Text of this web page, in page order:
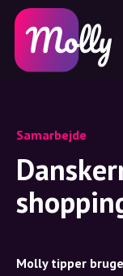
Hudpleje
Hårpleje
Del rabatkode
Funktioner
Job
Platform
Molly til iPhone
DK
NL
Samarbejde
Molly tipper